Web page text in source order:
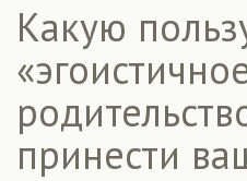
Какую
принести